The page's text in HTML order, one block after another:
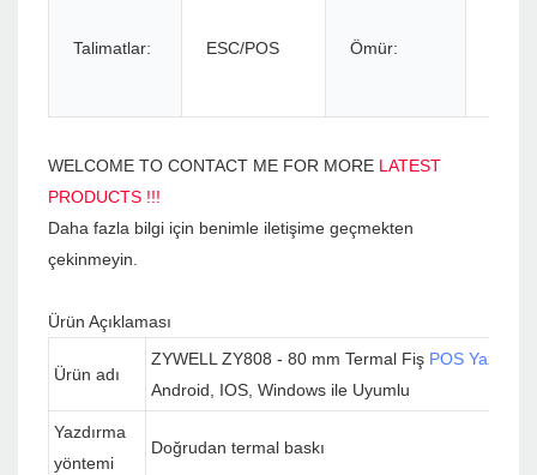
Talimatlar: ESC/POS Ömür:
WELCOME TO CONTACT ME FOR MORE LATEST
PRODUCTS !!!
Daha fazla bilgi için benimle iletişime geçmekten
çekinmeyin.
Ürün Açıklaması
Ürün adı
ZYWELL ZY808 - 80 mm Termal Fiş POS Yazıcısı
Android, IOS, Windows ile Uyumlu
Yazdırma
yöntemi
Doğrudan termal baskı